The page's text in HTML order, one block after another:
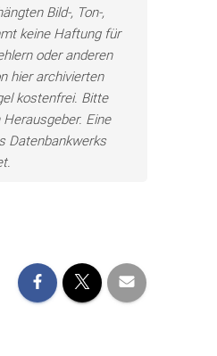
Bild-, Ton-,
keine Haftung für
oder anderen
hier archivierten
kostenfrei. Bitte
Eine
Datenbankwerks